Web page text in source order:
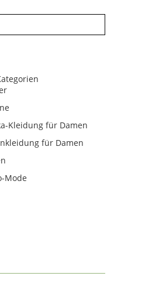
Kleidung für Damen
für Damen
Mode